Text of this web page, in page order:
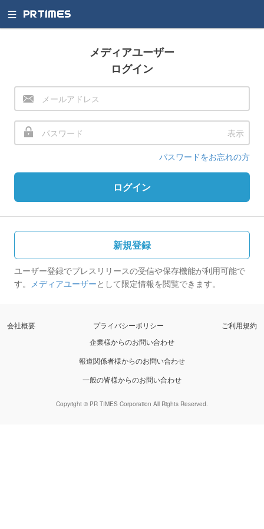
メディアユーザー
ログイン
表示
パスワードをお忘れの方
ログイン
新規登録
ユーザー登録でプレスリリースの受信や保存機能が利用可能で
す。 メディアユーザーとして限定情報を閲覧できます。
会社概要 プライバシーポリシー
ご利用規約
企業様からのお問い合わせ
報道関係者様からのお問い合わせ
一般の皆様からのお問い合わせ
Copyright © PR TIMES Corporation All Rights Reserved.